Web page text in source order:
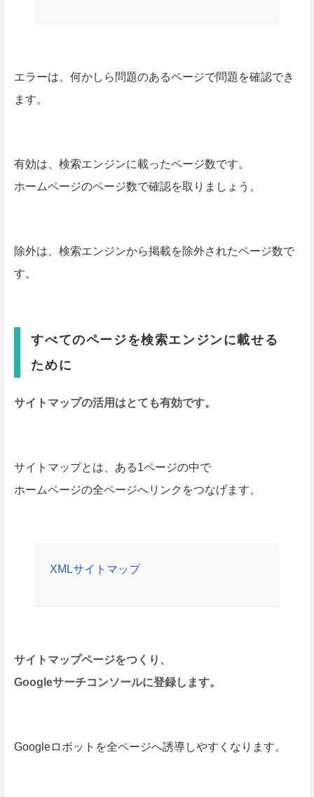
エラーは、何かしら問題のあるページで問題を確認でき
ます。
有効は、検索エンジンに載ったページ数です。
ホームページのページ数で確認を取りましょう。
除外は、検索エンジンから掲載を除外されたページ数で
す。
すべてのページを検索エンジンに載せる
ために
サイトマップの活用はとても有効です。
サイトマップとは、ある1ページの中で
ホームページの全ページへリンクをつなげます。
XMLサイトマップ
サイトマップページをつくり、
Googleサーチコンソールに登録します。
Googleロボットを全ページへ誘導しやすくなります。